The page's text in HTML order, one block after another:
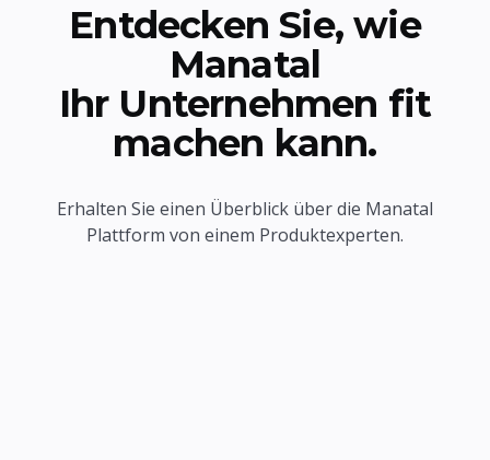
Entdecken Sie, wie
Manatal
Ihr Unternehmen fit
machen kann.
Erhalten Sie einen Überblick über die Manatal
Plattform von einem Produktexperten.